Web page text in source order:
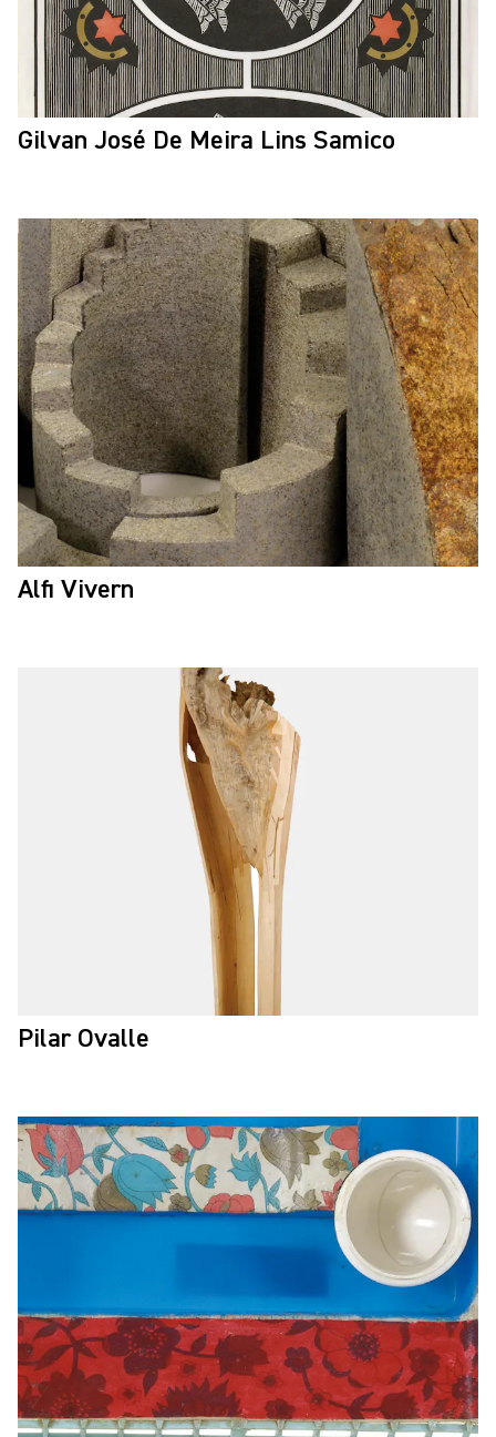
Gilvan José De Meira Lins Samico
Alfi Vivern
Pilar Ovalle